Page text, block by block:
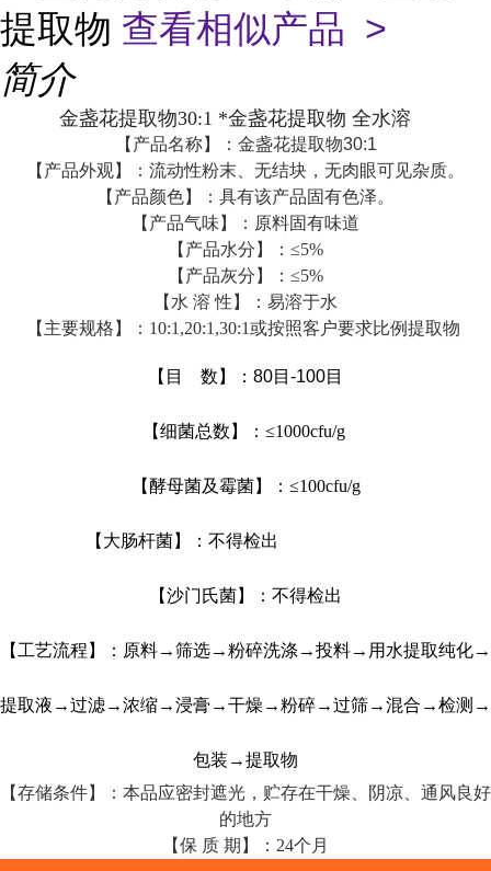
提取物 查看相似产品 >
简介
金盏花提取物30:1 *金盏花提取物 全水溶
【产品名称】：金盏花提取物30:1
【产品外观】：流动性粉末、无结块，无肉眼可见杂质。
【产品颜色】：具有该产品固有色泽。
【产品气味】：原料固有味道
【产品水分】：≤5%
【产品灰分】：≤5%
【水 溶 性】：易溶于水
【主要规格】：10:1,20:1,30:1或按照客户要求比例提取物
【目 数】：80目-100目
【细菌总数】：≤1000cfu/g
【酵母菌及霉菌】： ≤100cfu/g
【大肠杆菌】： 不得检出
【沙门氏菌】：不得检出
【工艺流程】：原料→筛选→粉碎洗涤→投料→用水提取纯化→
提取液→过滤→浓缩→浸膏→干燥→粉碎→过筛→混合→检测→
包装→提取物
【存储条件】：本品应密封遮光，贮存在干燥、阴凉、通风良好
的地方
【保 质 期】：24个月